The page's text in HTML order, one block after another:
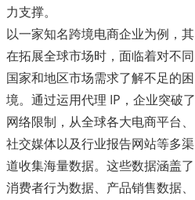
力支撑。
以一家知名跨境电商企业为例，其
在拓展全球市场时，面临着对不同
国家和地区市场需求了解不足的困
境。通过运用代理 IP，企业突破了
网络限制，从全球各大电商平台、
社交媒体以及行业报告网站等多渠
道收集海量数据。这些数据涵盖了
消费者行为数据、产品销售数据、